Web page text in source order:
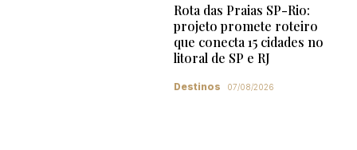
Rota das Praias SP-Rio:
projeto promete roteiro
que conecta 15 cidades no
litoral de SP e RJ
Destinos 07/08/2026